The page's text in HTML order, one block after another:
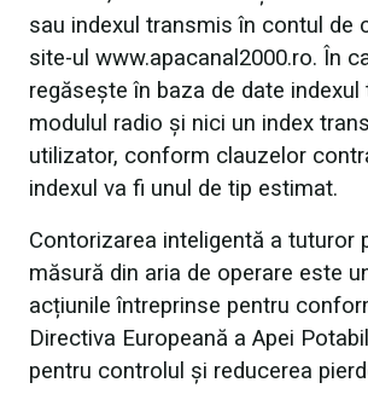
sau indexul transmis în contul de
site-ul www.apacanal2000.ro. În
regăsește în baza de date
modulul radio şi nici un index
utilizator, conform clauzelor
indexul va fi unul de tip estimat.
Contorizarea inteligentă a tuturor
măsură din aria de operare este
acțiunile întreprinse pentru
Directiva Europeană a Apei
pentru controlul și reducerea